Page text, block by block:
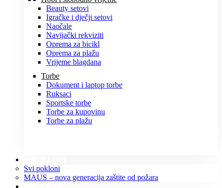
Beauty setovi
Igračke i dječji setovi
Naočale
Navijački rekviziti
Oprema za bicikl
Oprema za plažu
Vrijeme blagdana
Torbe
Dokument i laptop torbe
Ruksaci
Sportske torbe
Torbe za kupovinu
Torbe za plažu
Svi pokloni
MAUS – nova generacija zaštite od požara